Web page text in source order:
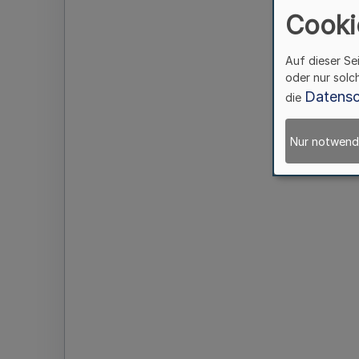
Auf dieser
oder nur
die
Nur